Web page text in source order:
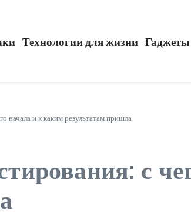
Технологии для жизни Гаджеты
начала и к каким результатам пришла
с